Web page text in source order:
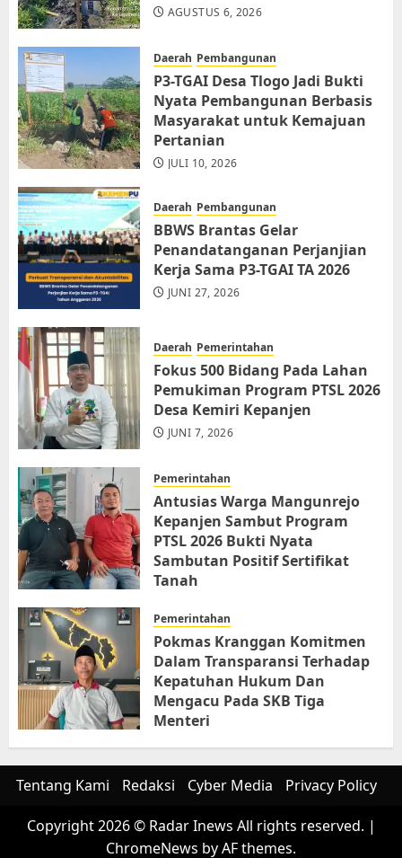
AGUSTUS 6, 2026
Daerah Pembangunan
P3-TGAI Desa Tlogo Jadi Bukti
Nyata Pembangunan Berbasis
Masyarakat untuk Kemajuan
Pertanian
JULI 10, 2026
Daerah Pembangunan
BBWS Brantas Gelar
Penandatanganan Perjanjian
Kerja Sama P3-TGAI TA 2026
JUNI 27, 2026
Daerah Pemerintahan
Fokus 500 Bidang Pada Lahan
Pemukiman Program PTSL 2026
Desa Kemiri Kepanjen
JUNI 7, 2026
Pemerintahan
Antusias Warga Mangunrejo
Kepanjen Sambut Program
PTSL 2026 Bukti Nyata
Sambutan Positif Sertifikat
Tanah
Pemerintahan
Pokmas Kranggan Komitmen
Dalam Transparansi Terhadap
Kepatuhan Hukum Dan
Mengacu Pada SKB Tiga
Menteri
Tentang Kami Redaksi Cyber Media Privacy Policy
Copyright 2026 © Radar Inews All rights reserved. |
ChromeNews by AF themes.